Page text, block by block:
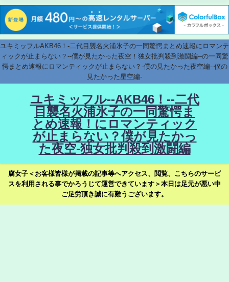
ユキミッフルAKB46！-二代目襲名火浦氷子の一同驚愕まとめ速報にロマンテ
ィックが止まらない？--僕が見たかった夜空！独女批判殺到激闘編--の一同驚
愕まとめ速報にロマンティックが止まらない？-僕の見たかった夜空編--僕の
見たかった星空編-
ユキミッフル--AKB46！--二代
目襲名火浦氷子の一同驚愕ま
とめ速報！にロマンティック
が止まらない？僕が見たかっ
た夜空-独女批判殺到激闘編
腐女子＜お客様皆様が掲載の記事等へアクセス、閲覧、こちらのサービ
スを利用される事でかろうじて運営できています＞本日は足元が悪い中
ご足労頂き誠に有難うございます。